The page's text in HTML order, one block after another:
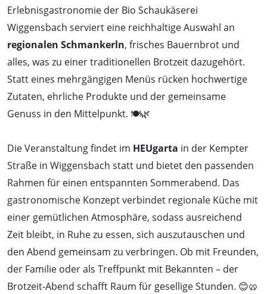
Erlebnisgastronomie der Bio Schaukäserei
Wiggensbach serviert eine reichhaltige Auswahl an
regionalen Schmankerln, frisches Bauernbrot und
alles, was zu einer traditionellen Brotzeit dazugehört.
Statt eines mehrgängigen Menüs rücken hochwertige
Zutaten, ehrliche Produkte und der gemeinsame
Genuss in den Mittelpunkt. 🍽️🌿
Die Veranstaltung findet im HEUgarta in der Kempter
Straße in Wiggensbach statt und bietet den passenden
Rahmen für einen entspannten Sommerabend. Das
gastronomische Konzept verbindet regionale Küche mit
einer gemütlichen Atmosphäre, sodass ausreichend
Zeit bleibt, in Ruhe zu essen, sich auszutauschen und
den Abend gemeinsam zu verbringen. Ob mit Freunden,
der Familie oder als Treffpunkt mit Bekannten – der
Brotzeit-Abend schafft Raum für gesellige Stunden. 😊🥨